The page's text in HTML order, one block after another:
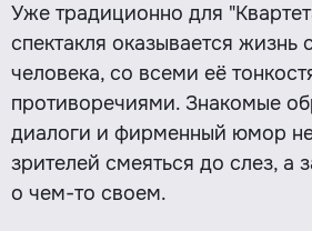
Уже традиционно для
спектакля оказывается жизнь
человека, со всеми её
противоречиями. Знакомые
диалоги и фирменный юмор не
зрителей смеяться до слез, а
о чем-то своем.